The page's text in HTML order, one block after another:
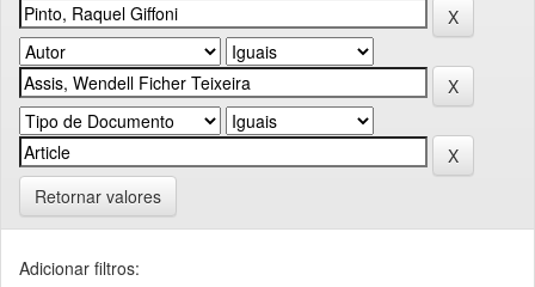
Retornar valores
Adicionar filtros: